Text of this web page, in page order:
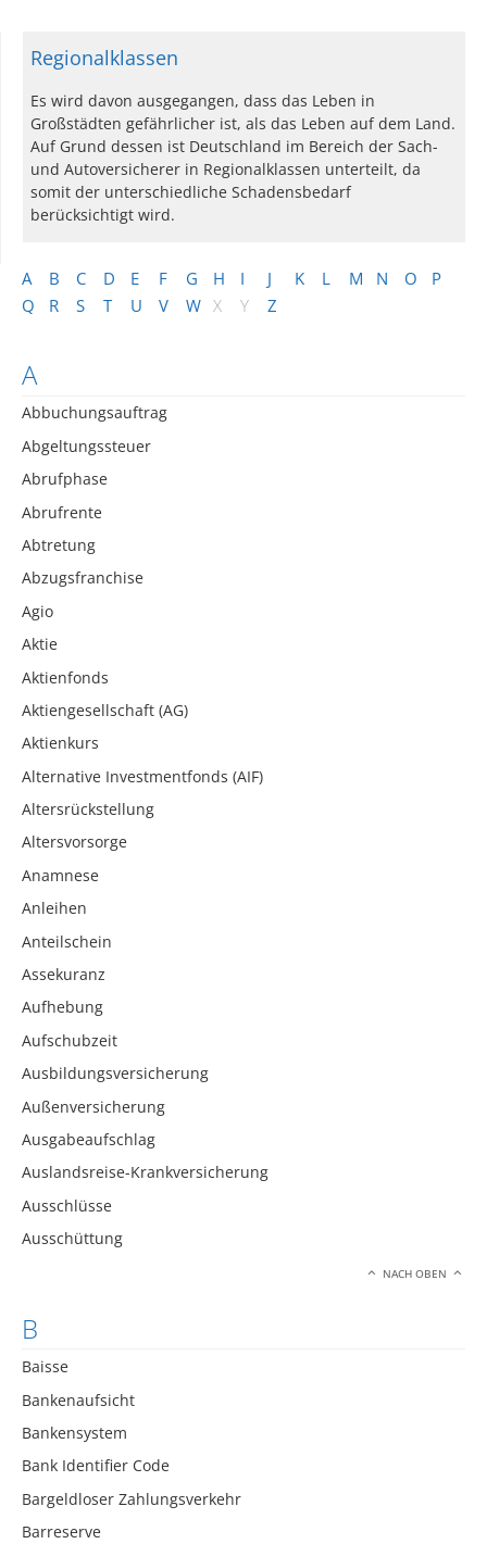
A B C D E F G H I J K L M N O
P
Q
R S T U V W X Y Z
A
Abbuchungsauftrag
Abgeltungssteuer
Abrufphase
Abrufrente
Abtretung
Abzugsfranchise
Agio
Aktie
Aktienfonds
Aktiengesellschaft (AG)
Aktienkurs
Alternative Investmentfonds (AIF)
Altersrückstellung
Altersvorsorge
Anamnese
Anleihen
Anteilschein
Assekuranz
Aufhebung
Aufschubzeit
Ausbildungsversicherung
Außenversicherung
Ausgabeaufschlag
Auslandsreise-Krankversicherung
Ausschlüsse
Ausschüttung
NACH OBEN
B
Baisse
Bankenaufsicht
Bankensystem
Bank Identifier Code
Bargeldloser Zahlungsverkehr
Barreserve
Regionalklassen
Es wird davon ausgegangen, dass das Leben in
Großstädten gefährlicher ist, als das Leben auf dem Land.
Auf Grund dessen ist Deutschland im Bereich der Sach-
und Autoversicherer in Regionalklassen unterteilt, da
somit der unterschiedliche Schadensbedarf
berücksichtigt wird.